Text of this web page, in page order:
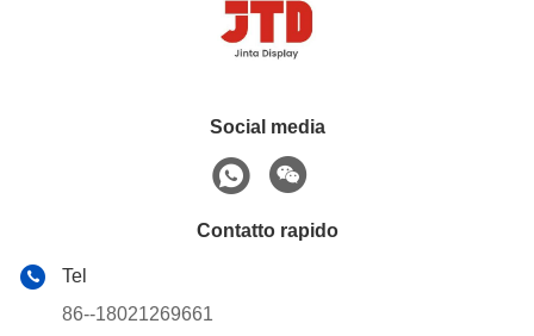
Social media
Contatto rapido
Tel
86--18021269661